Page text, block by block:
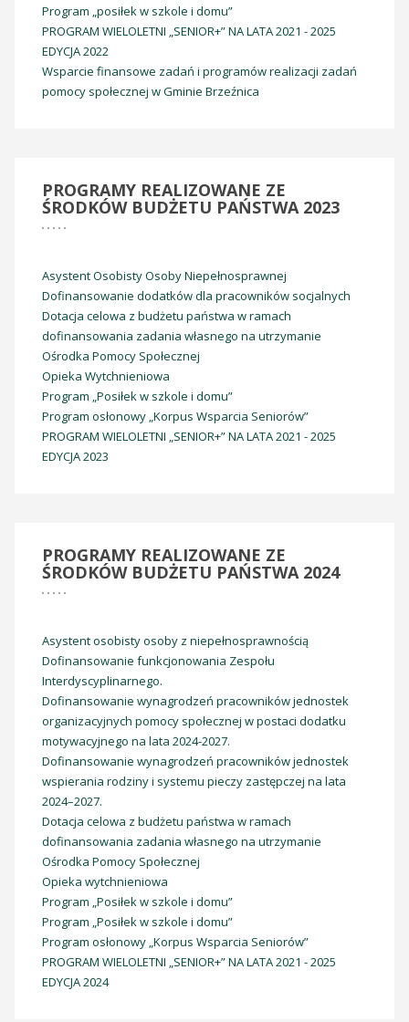
Program „posiłek w szkole i domu”
PROGRAM WIELOLETNI „SENIOR+” NA LATA 2021 - 2025
EDYCJA 2022
Wsparcie finansowe zadań i programów realizacji zadań
pomocy społecznej w Gminie Brzeźnica
PROGRAMY REALIZOWANE ZE
ŚRODKÓW BUDŻETU PAŃSTWA 2023
Asystent Osobisty Osoby Niepełnosprawnej
Dofinansowanie dodatków dla pracowników socjalnych
Dotacja celowa z budżetu państwa w ramach
dofinansowania zadania własnego na utrzymanie
Ośrodka Pomocy Społecznej
Opieka Wytchnieniowa
Program „Posiłek w szkole i domu”
Program osłonowy „Korpus Wsparcia Seniorów”
PROGRAM WIELOLETNI „SENIOR+” NA LATA 2021 - 2025
EDYCJA 2023
PROGRAMY REALIZOWANE ZE
ŚRODKÓW BUDŻETU PAŃSTWA 2024
Asystent osobisty osoby z niepełnosprawnością
Dofinansowanie funkcjonowania Zespołu
Interdyscyplinarnego.
Dofinansowanie wynagrodzeń pracowników jednostek
organizacyjnych pomocy społecznej w postaci dodatku
motywacyjnego na lata 2024-2027.
Dofinansowanie wynagrodzeń pracowników jednostek
wspierania rodziny i systemu pieczy zastępczej na lata
2024–2027.
Dotacja celowa z budżetu państwa w ramach
dofinansowania zadania własnego na utrzymanie
Ośrodka Pomocy Społecznej
Opieka wytchnieniowa
Program „Posiłek w szkole i domu”
Program „Posiłek w szkole i domu”
Program osłonowy „Korpus Wsparcia Seniorów”
PROGRAM WIELOLETNI „SENIOR+” NA LATA 2021 - 2025
EDYCJA 2024